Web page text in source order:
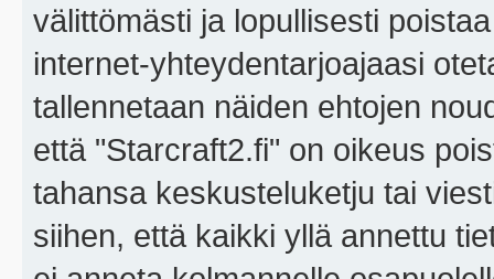
välittömästi ja lopullisesti
internet-yhteydentarjoajaasi
tallennetaan näiden ehtojen
että "Starcraft2.fi" on oikeus
tahansa keskusteluketju tai
siihen, että kaikki yllä annettu